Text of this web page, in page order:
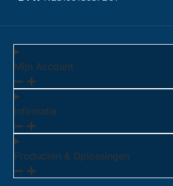
Mijn Account
Infomatie
Producten & Oplossingen